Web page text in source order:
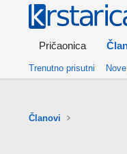
Pričaonica
Trenutno prisutni
Članovi